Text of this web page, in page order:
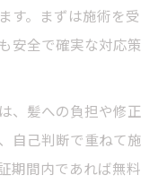
す。まずは施術を受
安全で確実な対応策
、髪への負担や修正
自己判断で重ねて施
期間内であれば無料